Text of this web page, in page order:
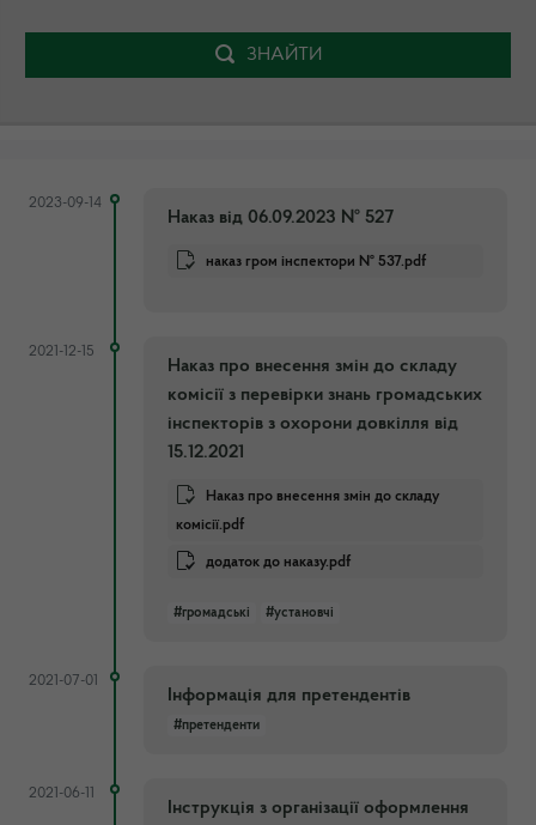
ЗНАЙТИ
2023-09-14
Наказ від 06.09.2023 № 527
наказ гром інспектори № 537.pdf
2021-12-15
Наказ про внесення змін до складу
комісії з перевірки знань громадських
інспекторів з охорони довкілля від
15.12.2021
Наказ про внесення змін до складу
комісії.pdf
додаток до наказу.pdf
#громадські #установчі
2021-07-01
Інформація для претендентів
#претенденти
2021-06-11
Інструкція з організації оформлення